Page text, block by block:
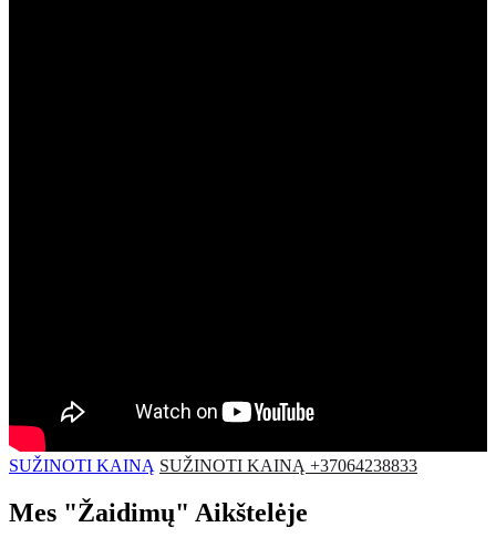
SUŽINOTI KAINĄ SUŽINOTI KAINĄ +37064238833
Mes "Žaidimų" Aikštelėje